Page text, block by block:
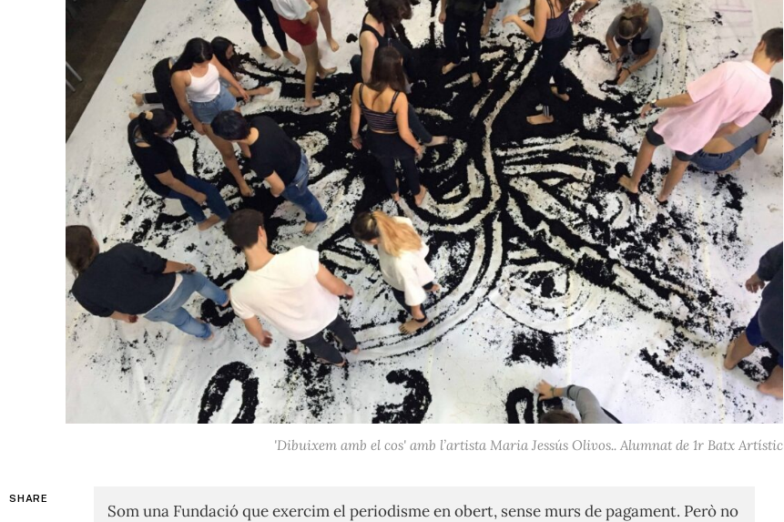
'Dibuixem amb el cos' amb l’artista Maria Jessús Olivos.. Alumnat de 1r Batx Artístic
SHARE
Som una Fundació que exercim el periodisme en obert, sense murs de pagament. Però no